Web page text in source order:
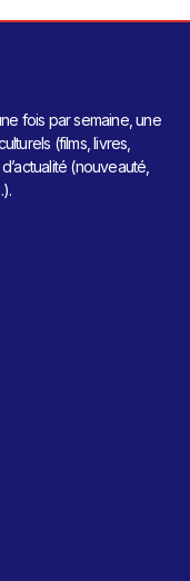
fois par semaine, une
(films, livres,
(nouveauté,